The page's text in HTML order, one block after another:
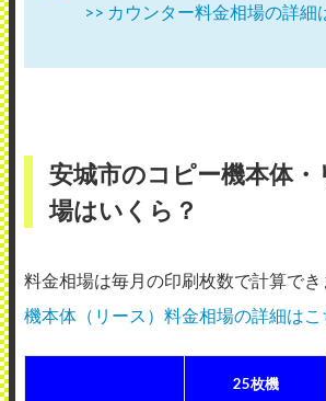
>> カウンター料金相場の詳細
安城市のコピー機本体・
場はいくら？
料金相場は毎月の印刷枚数で計算で
機本体（リース）料金相場の詳細はこ
25枚機